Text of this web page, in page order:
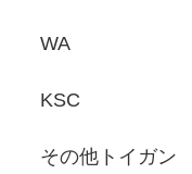
WA
KSC
その他トイガン